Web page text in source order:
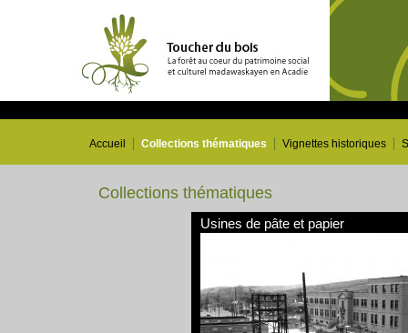
Accueil Collections thématiques Vignettes historiques
Collections thématiques
Usines de pâte et papier